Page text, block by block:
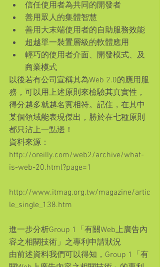
信任使用者為共同的開發者
善用眾人的集體智慧
善用大末端使用者的自助服務效能
超越單一裝置層級的軟體應用
輕巧的使用者介面、開發模式、及
商業模式
以後若有公司宣稱其為Web 2.0的應用服
務，可以用上述原則來檢驗其真實性，
得分越多就越名實相符。記住，在其中
某個領域能表現傑出，勝於在七種原則
都只沾上一點邊！
資料來源：
http://oreilly.com/web2/archive/what-
is-web-20.html?page=1
http://www.itmag.org.tw/magazine/artic
le_single_138.htm
進一步分析Group 1「有關Web上廣告內
容之相關技術」之專利申請狀況
由前述資料我們可以得知，Group 1「有